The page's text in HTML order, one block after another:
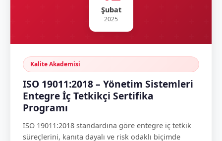
Şubat
2025
Kalite Akademisi
ISO 19011:2018 – Yönetim Sistemleri
Entegre İç Tetkikçi Sertifika
Programı
ISO 19011:2018 standardına göre entegre iç tetkik
süreçlerini, kanıta dayalı ve risk odaklı biçimde